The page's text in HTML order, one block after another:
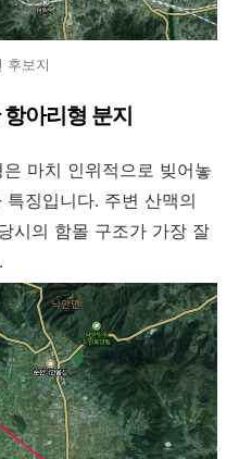
후보지
아리형 분지
마치 인위적으로 빚어놓
특징입니다. 주변 산맥의
시의 함몰 구조가 가장 잘